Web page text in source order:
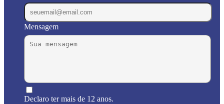
Mensagem
Declaro ter mais de 12 anos.